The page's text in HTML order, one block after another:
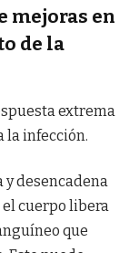
mejoras en
de la
extrema
la infección.
y desencadena
cuerpo libera
que